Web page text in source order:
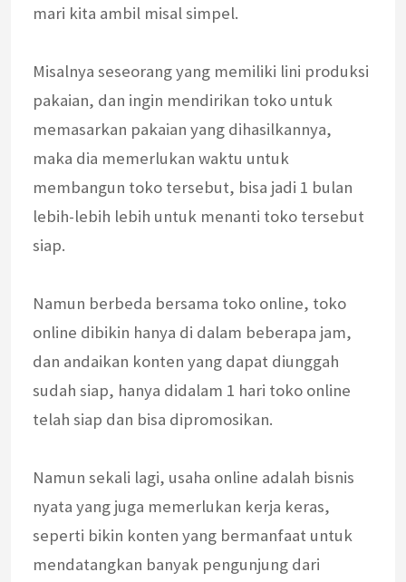
mari kita ambil misal simpel.
Misalnya seseorang yang memiliki lini produksi
pakaian, dan ingin mendirikan toko untuk
memasarkan pakaian yang dihasilkannya,
maka dia memerlukan waktu untuk
membangun toko tersebut, bisa jadi 1 bulan
lebih-lebih lebih untuk menanti toko tersebut
siap.
Namun berbeda bersama toko online, toko
online dibikin hanya di dalam beberapa jam,
dan andaikan konten yang dapat diunggah
sudah siap, hanya didalam 1 hari toko online
telah siap dan bisa dipromosikan.
Namun sekali lagi, usaha online adalah bisnis
nyata yang juga memerlukan kerja keras,
seperti bikin konten yang bermanfaat untuk
mendatangkan banyak pengunjung dari